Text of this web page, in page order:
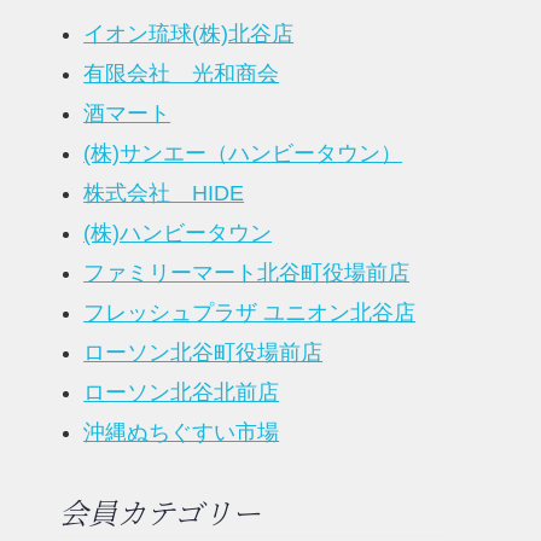
イオン琉球(株)北谷店
有限会社 光和商会
酒マート
(株)サンエー（ハンビータウン）
株式会社 HIDE
(株)ハンビータウン
ファミリーマート北谷町役場前店
フレッシュプラザ ユニオン北谷店
ローソン北谷町役場前店
ローソン北谷北前店
沖縄ぬちぐすい市場
会員カテゴリー